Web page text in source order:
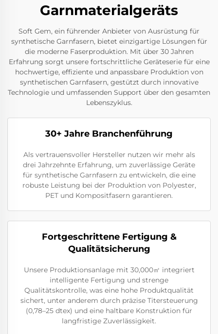
Garnmaterialgeräts
Soft Gem, ein führender Anbieter von Ausrüstung für
synthetische Garnfasern, bietet einzigartige Lösungen für
die moderne Faserproduktion. Mit über 30 Jahren
Erfahrung sorgt unsere fortschrittliche Geräteserie für eine
hochwertige, effiziente und anpassbare Produktion von
synthetischen Garnfasern, gestützt durch innovative
Technologie und umfassenden Support über den gesamten
Lebenszyklus.
30+ Jahre Branchenführung
Als vertrauensvoller Hersteller nutzen wir mehr als
drei Jahrzehnte Erfahrung, um zuverlässige Geräte
für synthetische Garnfasern zu entwickeln, die eine
robuste Leistung bei der Produktion von Polyester,
PET und Kompositfasern garantieren.
Fortgeschrittene Fertigung &
Qualitätsicherung
Unsere Produktionsanlage mit 30,000㎡ integriert
intelligente Fertigung und strenge
Qualitätskontrolle, was eine hohe Produktqualität
sichert, unter anderem durch präzise Titersteuerung
(0,78–25 dtex) und eine haltbare Konstruktion für
langfristige Zuverlässigkeit.